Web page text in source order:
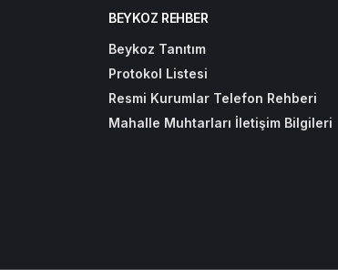
BEYKOZ REHBER
Beykoz Tanıtım
Protokol Listesi
Resmi Kurumlar Telefon Rehberi
Mahalle Muhtarları İletişim Bilgileri